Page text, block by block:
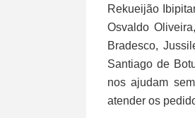
Rekueijão
Osvaldo
Bradesco,
Santiago de
nos ajudam
atender os